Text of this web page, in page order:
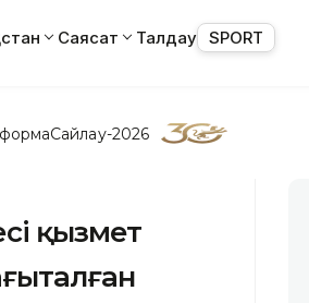
Саясат Талдау SPORT
Сайлау-2026
қызмет